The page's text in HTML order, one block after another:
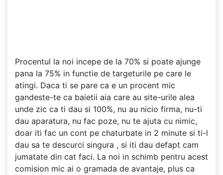
Procentul la noi incepe de la 70% si poate ajunge
pana la 75% in functie de targeturile pe care le
atingi. Daca ti se pare ca e un procent mic
gandeste-te ca baietii aia care au site-urile alea
unde zic ca ti dau si 100%, nu au nicio firma, nu-ti
dau aparatura, nu fac poze, nu te ajuta cu nimic,
doar iti fac un cont pe chaturbate in 2 minute si ti-l
dau sa te descurci singura , si iti dau defapt cam
jumatate din cat faci. La noi in schimb pentru acest
comision mic ai o gramada de avantaje, plus ca